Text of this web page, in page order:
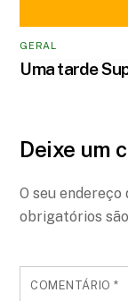
GERAL
Uma tarde
Deixe um
O seu
obrigatórios
COMENTÁRIO*